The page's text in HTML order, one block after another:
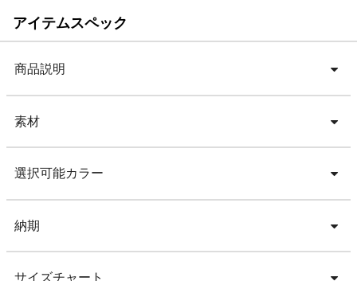
アイテムスペック
商品説明
素材
選択可能カラー
納期
サイズチャート